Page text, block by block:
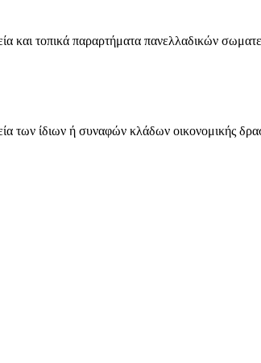
και τοπικά παραρτήματα πανελλαδικών
των ίδιων ή συναφών κλάδων οικονομικής